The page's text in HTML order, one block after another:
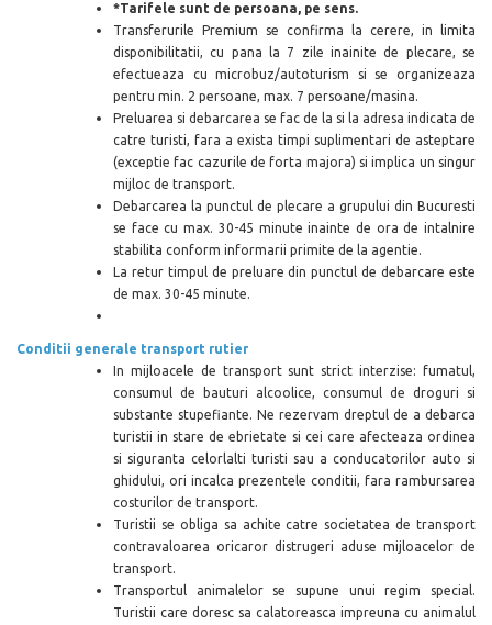
*Tarifele sunt de persoana, pe sens.
Transferurile Premium se confirma la cerere, in limita
disponibilitatii, cu pana la 7 zile inainite de plecare, se
efectueaza cu microbuz/autoturism si se organizeaza
pentru min. 2 persoane, max. 7 persoane/masina.
Preluarea si debarcarea se fac de la si la adresa indicata de
catre turisti, fara a exista timpi suplimentari de asteptare
(exceptie fac cazurile de forta majora) si implica un singur
mijloc de transport.
Debarcarea la punctul de plecare a grupului din Bucuresti
se face cu max. 30-45 minute inainte de ora de intalnire
stabilita conform informarii primite de la agentie.
La retur timpul de preluare din punctul de debarcare este
de max. 30-45 minute.
Conditii generale transport rutier
In mijloacele de transport sunt strict interzise: fumatul,
consumul de bauturi alcoolice, consumul de droguri si
substante stupefiante. Ne rezervam dreptul de a debarca
turistii in stare de ebrietate si cei care afecteaza ordinea
si siguranta celorlalti turisti sau a conducatorilor auto si
ghidului, ori incalca prezentele conditii, fara rambursarea
costurilor de transport.
Turistii se obliga sa achite catre societatea de transport
contravaloarea oricaror distrugeri aduse mijloacelor de
transport.
Transportul animalelor se supune unui regim special.
Turistii care doresc sa calatoreasca impreuna cu animalul